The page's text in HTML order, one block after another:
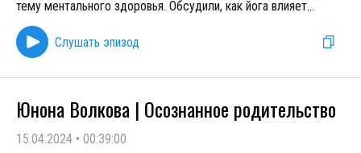
тему ментального здоровья. Обсудили, как йога влияет...
Слушать эпизод
Юнона Волкова | Осознанное родительство
15.04.2024 • 00:39:00